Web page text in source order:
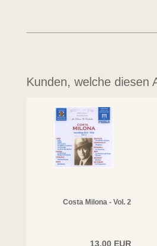
Kunden, welche diesen
Costa Milona - Vol. 2
13,00 EUR